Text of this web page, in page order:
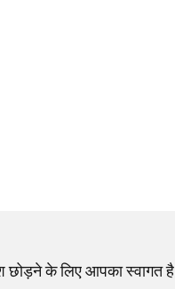
के लिए आपका स्वागत है